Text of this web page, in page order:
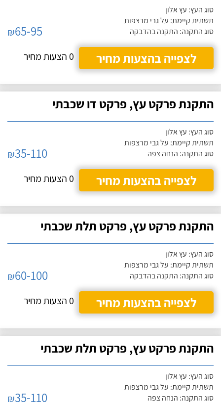
סוג העץ: עץ אלון
תשתית קיימת: על גבי מרצפות
סוג התקנה: התקנה בהדבקה
₪65-95
לצפייה בהצעות מחיר
0 הצעות מחיר
התקנת פרקט עץ, פרקט דו שכבתי
סוג העץ: עץ אלון
תשתית קיימת: על גבי מרצפות
סוג התקנה: הנחה צפה
₪35-110
לצפייה בהצעות מחיר
0 הצעות מחיר
התקנת פרקט עץ, פרקט תלת שכבתי
סוג העץ: עץ אלון
תשתית קיימת: על גבי מרצפות
סוג התקנה: התקנה בהדבקה
₪60-100
לצפייה בהצעות מחיר
0 הצעות מחיר
התקנת פרקט עץ, פרקט תלת שכבתי
סוג העץ: עץ אלון
תשתית קיימת: על גבי מרצפות
סוג התקנה: הנחה צפה
₪35-110